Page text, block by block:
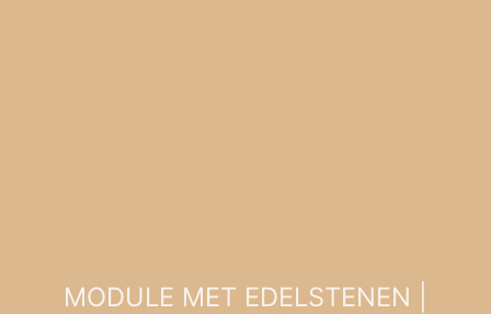
MODULE MET EDELSTENEN |